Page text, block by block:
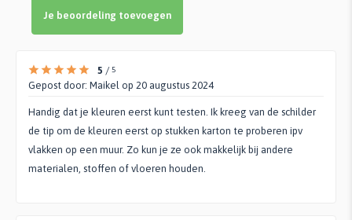
Je beoordeling toevoegen
5 / 5
Gepost door: Maikel op 20 augustus 2024
Handig dat je kleuren eerst kunt testen. Ik kreeg van de schilder
de tip om de kleuren eerst op stukken karton te proberen ipv
vlakken op een muur. Zo kun je ze ook makkelijk bij andere
materialen, stoffen of vloeren houden.